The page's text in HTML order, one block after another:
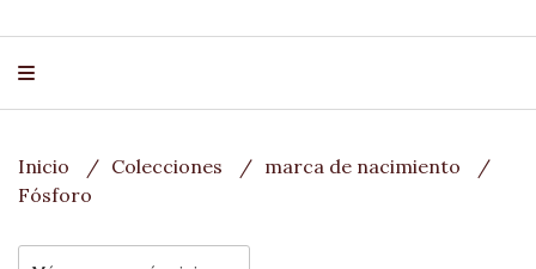
Inicio Colecciones
marca de nacimiento
Fósforo